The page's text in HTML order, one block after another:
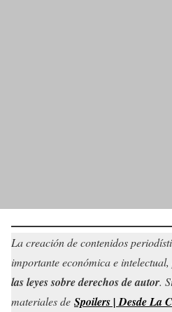
La creación de contenidos
importante económica e
las leyes sobre derechos de autor.
materiales de Spoilers | Desde La